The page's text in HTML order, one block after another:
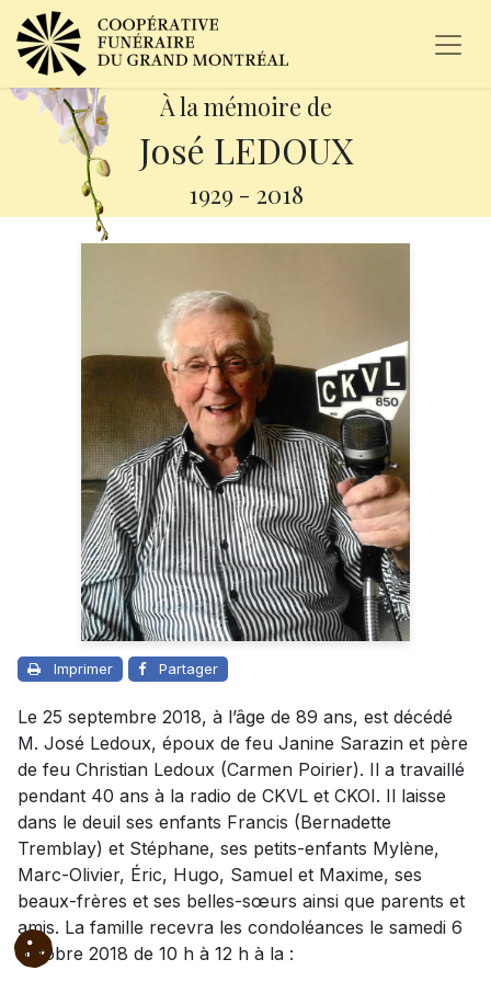
À la mémoire de
José LEDOUX
1929 - 2018
Imprimer Partager
Le 25 septembre 2018, à l’âge de 89 ans, est décédé
M. José Ledoux, époux de feu Janine Sarazin et père
de feu Christian Ledoux (Carmen Poirier). Il a travaillé
pendant 40 ans à la radio de CKVL et CKOI. Il laisse
dans le deuil ses enfants Francis (Bernadette
Tremblay) et Stéphane, ses petits-enfants Mylène,
Marc-Olivier, Éric, Hugo, Samuel et Maxime, ses
beaux-frères et ses belles-sœurs ainsi que parents et
amis. La famille recevra les condoléances le samedi 6
octobre 2018 de 10 h à 12 h à la :